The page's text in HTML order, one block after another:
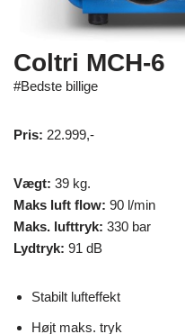
Coltri MCH-6
#Bedste billige
Pris: 22.999,-
Vægt: 39 kg.
Maks luft flow: 90 l/min
Maks. lufttryk: 330 bar
Lydtryk: 91 dB
Stabilt lufteffekt
Højt maks. tryk